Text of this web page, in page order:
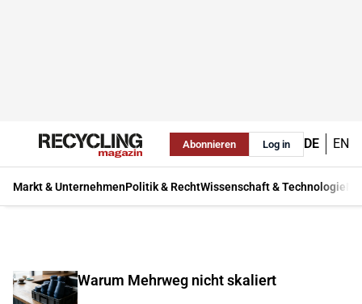
Abonnieren Log in DE EN
Markt & UnternehmenPolitik & RechtWissenschaft & Technologie
Warum Mehrweg nicht skaliert